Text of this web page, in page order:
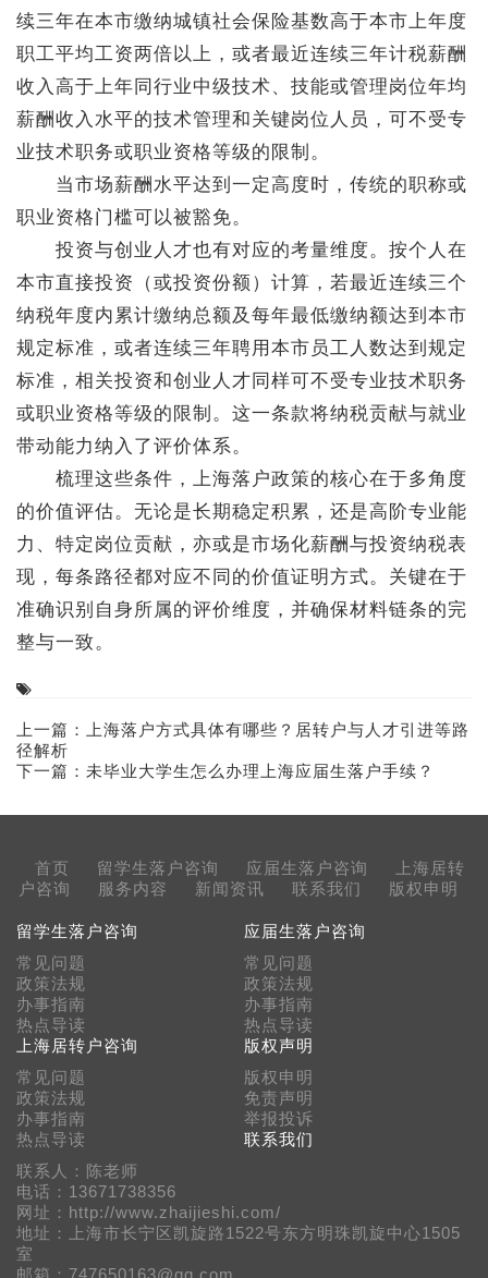
续三年在本市缴纳城镇社会保险基数高于本市上年度
职工平均工资两倍以上，或者最近连续三年计税薪酬
收入高于上年同行业中级技术、技能或管理岗位年均
薪酬收入水平的技术管理和关键岗位人员，可不受专
业技术职务或职业资格等级的限制。
当市场薪酬水平达到一定高度时，传统的职称或
职业资格门槛可以被豁免。
投资与创业人才也有对应的考量维度。按个人在
本市直接投资（或投资份额）计算，若最近连续三个
纳税年度内累计缴纳总额及每年最低缴纳额达到本市
规定标准，或者连续三年聘用本市员工人数达到规定
标准，相关投资和创业人才同样可不受专业技术职务
或职业资格等级的限制。这一条款将纳税贡献与就业
带动能力纳入了评价体系。
梳理这些条件，上海落户政策的核心在于多角度
的价值评估。无论是长期稳定积累，还是高阶专业能
力、特定岗位贡献，亦或是市场化薪酬与投资纳税表
现，每条路径都对应不同的价值证明方式。关键在于
准确识别自身所属的评价维度，并确保材料链条的完
整与一致。
上一篇：
上海落户方式具体有哪些？居转户与人才引进等路
径解析
下一篇： 未毕业大学生怎么办理上海应届生落户手续？
首页 留学生落户咨询 应届生落户咨询
上海居转
户咨询
服务内容 新闻资讯 联系我们 版权申明
留学生落户咨询
常见问题
政策法规
办事指南
热点导读
应届生落户咨询
常见问题
政策法规
办事指南
热点导读
上海居转户咨询
常见问题
政策法规
办事指南
热点导读
版权声明
版权申明
免责声明
举报投诉
联系我们
联系人：陈老师
电话：13671738356
网址：http://www.zhaijieshi.com/
地址：上海市长宁区凯旋路1522号东方明珠凯旋中心1505
室